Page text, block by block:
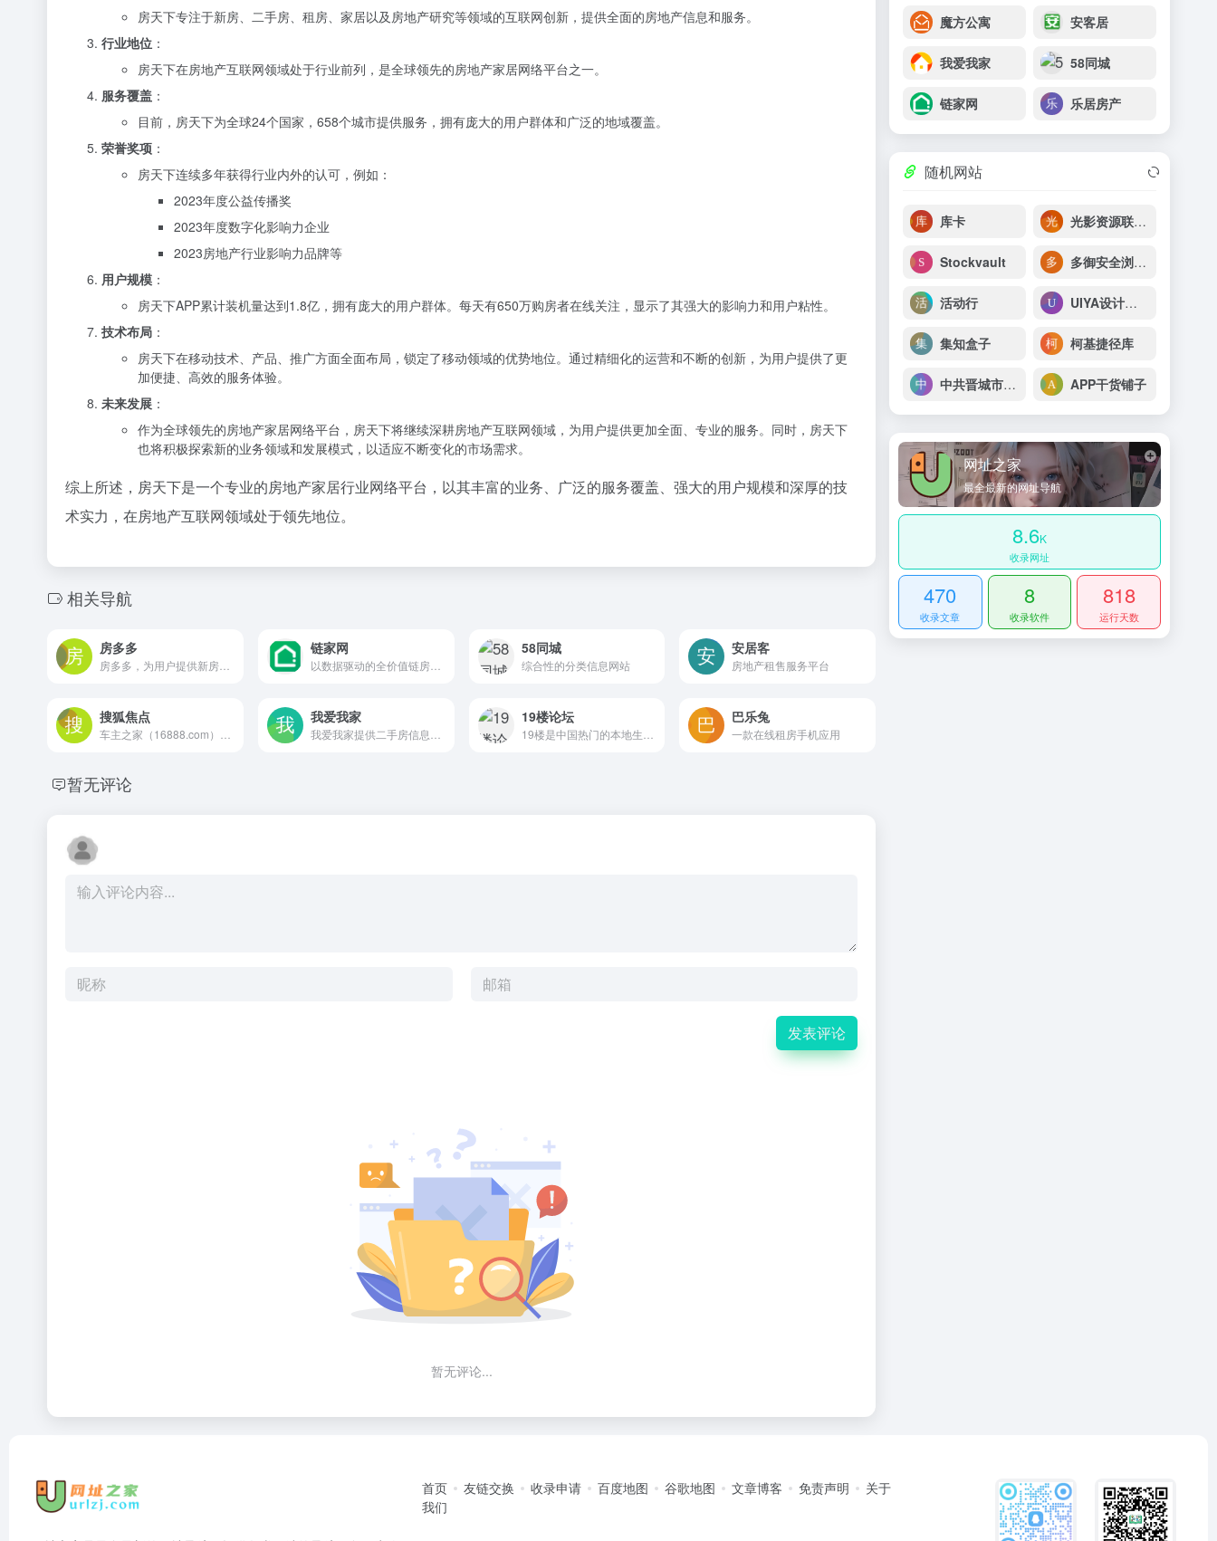
房天下专注于新房、二手房、租房、家居以及房地产研究等领域的互联网创新，提供全面的房地产信息和服务。
行业地位 ：
房天下在房地产互联网领域处于行业前列，是全球领先的房地产家居网络平台之一。
服务覆盖 ：
目前，房天下为全球24个国家，658个城市提供服务，拥有庞大的用户群体和广泛的地域覆盖。
荣誉奖项 ：
房天下连续多年获得行业内外的认可，例如：
2023年度公益传播奖
2023年度数字化影响力企业
2023房地产行业影响力品牌等
用户规模 ：
房天下APP累计装机量达到1.8亿，拥有庞大的用户群体。每天有650万购房者在线关注，显示了其强大的影响力和用户粘性。
技术布局 ：
房天下在移动技术、产品、推广方面全面布局，锁定了移动领域的优势地位。通过精细化的运营和不断的创新，为用户提供了更
加便捷、高效的服务体验。
未来发展 ：
作为全球领先的房地产家居网络平台，房天下将继续深耕房地产互联网领域，为用户提供更加全面、专业的服务。同时，房天下
也将积极探索新的业务领域和发展模式，以适应不断变化的市场需求。
综上所述，房天下是一个专业的房地产家居行业网络平台，以其丰富的业务、广泛的服务覆盖、强大的用户规模和深厚的技
术实力，在房地产互联网领域处于领先地位。
相关导航
房多多 链家网
以数据驱动的全价值链房产服务平台
58同城
综合性的分类信息网站
安居客
房地产租售服务平台
搜狐焦点 我爱我家 19楼论坛 巴乐兔
一款在线租房手机应用
暂无评论
发表评论
暂无评论...
魔方公寓 安客居
我爱我家 58同城
链家网 乐居房产
随机网站
库卡 光影资源联盟_光影资源联盟,最新免费高清迅雷电影下载,疯狗资源联盟
Stockvault 多御安全浏览器
活动行 UIYA设计素材网
集知盒子 柯基捷径库
中共晋城市委政研网 APP干货铺子
网址之家
最全最新的网址导航
8.6K
收录网址
470
收录文章
8
收录软件
818
运行天数
首页 友链交换 收录申请 百度地图 谷歌地图 文章博客 免责声明
关于
我们